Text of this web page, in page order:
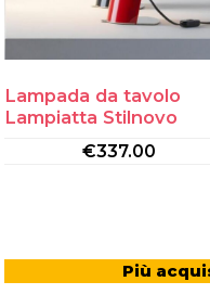
Lampada da tavolo
Lampiatta Stilnovo
€337.00
Più